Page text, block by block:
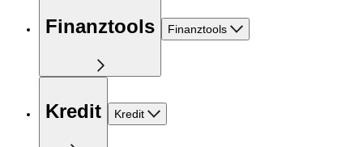
Finanztools Finanztools
Kredit Kredit